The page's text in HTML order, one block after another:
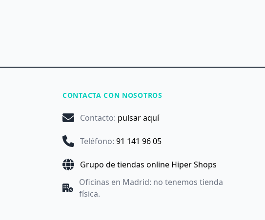
CONTACTA CON NOSOTROS
Contacto: pulsar aquí
Teléfono: 91 141 96 05
Grupo de tiendas online Hiper Shops
Oficinas en Madrid: no tenemos tienda
física.